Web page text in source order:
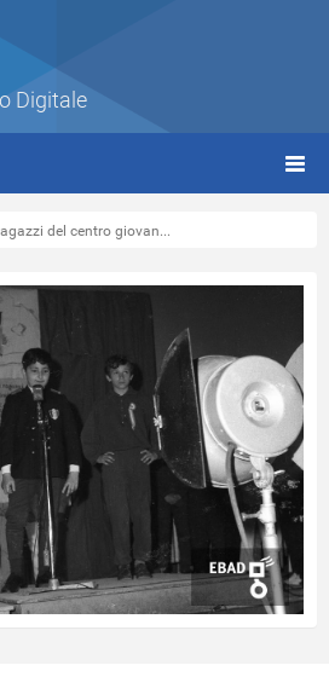
Digitale
del centro giovan...